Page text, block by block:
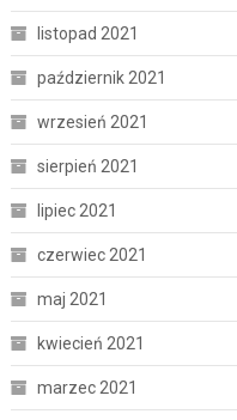
listopad 2021
październik 2021
wrzesień 2021
sierpień 2021
lipiec 2021
czerwiec 2021
maj 2021
kwiecień 2021
marzec 2021